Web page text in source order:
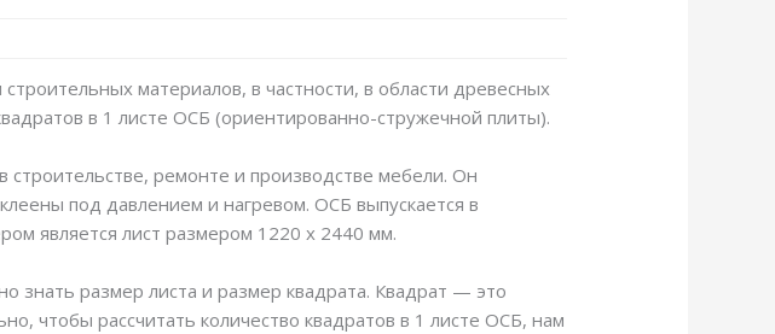
материалов, в частности, в области древесных
в 1 листе ОСБ (ориентированно-стружечной плиты).
ремонте и производстве мебели. Он
под давлением и нагревом. ОСБ выпускается в
является лист размером 1220 х 2440 мм.
знать размер листа и размер квадрата. Квадрат — это
чтобы рассчитать количество квадратов в 1 листе ОСБ, нам